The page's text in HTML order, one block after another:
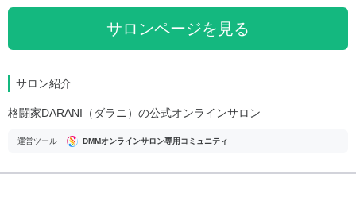
サロンページを見る
サロン紹介
格闘家DARANI（ダラニ）の公式オンラインサロン
運営ツール DMMオンラインサロン専用コミュニティ